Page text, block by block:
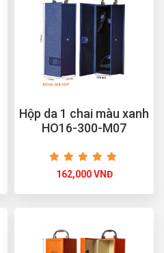
Hộp da 1 chai màu xanh
HO16-300-M07
162,000 VNĐ